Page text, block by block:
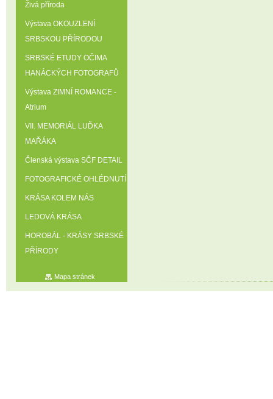
Živá příroda
Výstava OKOUZLENÍ
SRBSKOU PŘÍRODOU
SRBSKÉ ETUDY OČIMA
HANÁCKÝCH FOTOGRAFŮ
Výstava ZIMNÍ ROMANCE -
Atrium
VII. MEMORIÁL LUĎKA
MAŘÁKA
Členská výstava SČF DETAIL
FOTOGRAFICKÉ OHLÉDNUTÍ
KRÁSA KOLEM NÁS
LEDOVÁ KRÁSA
HOROBÁL - KRÁSY SRBSKÉ
PŘÍRODY
Mapa stránek